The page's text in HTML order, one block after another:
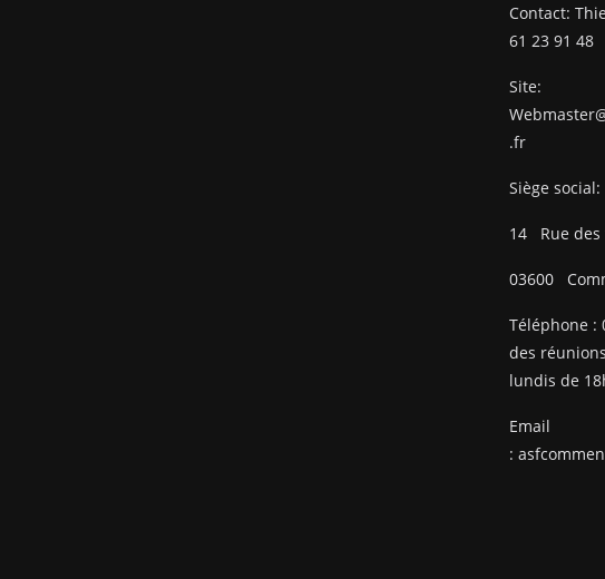
61 23 91 48
Site:
.fr
Siège social:
14 Rue
03600
Téléphone :
des
lundis de
Email
: